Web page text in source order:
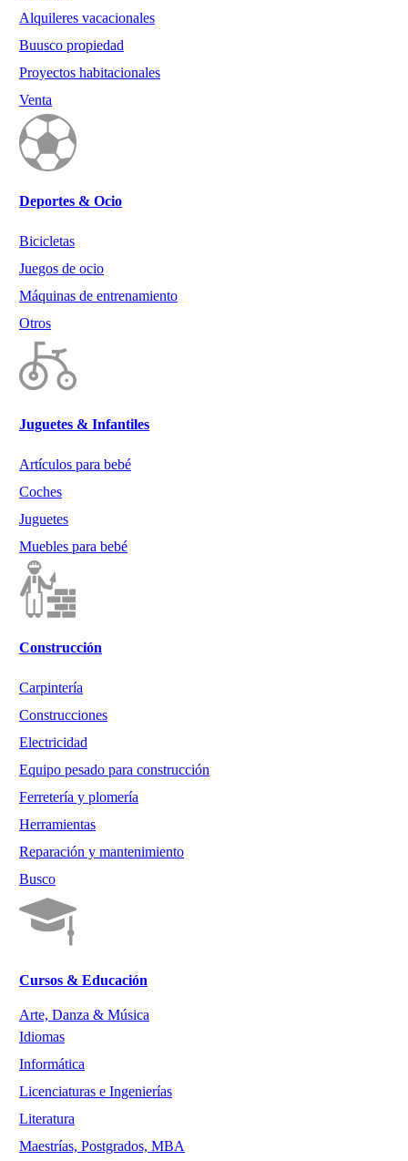
Alquileres vacacionales
Buusco propiedad
Proyectos habitacionales
Venta
Deportes & Ocio
Bicicletas
Juegos de ocio
Máquinas de entrenamiento
Otros
Juguetes & Infantiles
Artículos para bebé
Coches
Juguetes
Muebles para bebé
Construcción
Carpintería
Construcciones
Electricidad
Equipo pesado para construcción
Ferretería y plomería
Herramientas
Reparación y mantenimiento
Busco
Cursos & Educación
Arte, Danza & Música
Idiomas
Informática
Licenciaturas e Ingenierías
Literatura
Maestrías, Postgrados, MBA